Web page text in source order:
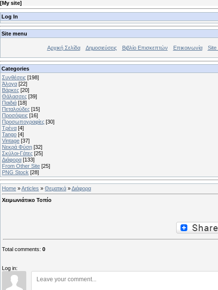
[My site]
Log In
Site menu
Αρχική Σελίδα Δημοσιεύσεις Βιβλίο Επισκεπτών Επικοινωνία Site
Categories
Συνθέσεις [198]
Άλογα [22]
Βάρκες [20]
Θάλασσες [39]
Παιδιά [18]
Πεταλούδες [15]
Προσόψεις [16]
Προσωπογραφίες [30]
Τρένα [4]
Tango [4]
Vintage [37]
Νεκρά Φύση [32]
Σκύλοι-Γάτες [25]
Διάφορα [133]
From Other Site [25]
PNG Stock [28]
Home »Articles » Θεματικά »Διάφορα
Χειμωνιάτικο Τοπίο
Total comments: 0
Log in: